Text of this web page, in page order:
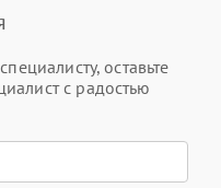
оставьте
с радостью